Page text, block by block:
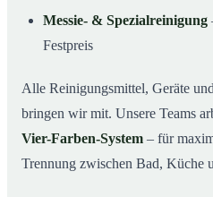
Messie- & Spezialreinigung
Festpreis
Alle Reinigungsmittel, Geräte
bringen wir mit. Unsere Teams
Vier-Farben-System – für
Trennung zwischen Bad, Küche